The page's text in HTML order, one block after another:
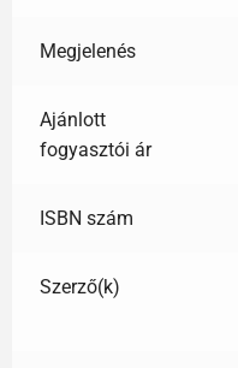
Megjelenés
Ajánlott
fogyasztói ár
ISBN szám
Szerző(k)